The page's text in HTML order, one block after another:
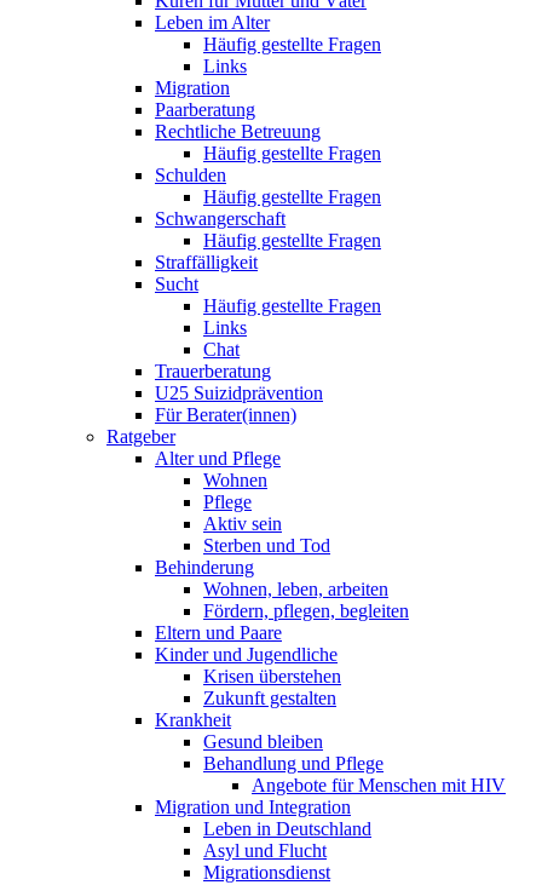
Leben im Alter
Häufig gestellte Fragen
Links
Migration
Paarberatung
Rechtliche Betreuung
Häufig gestellte Fragen
Schulden
Häufig gestellte Fragen
Schwangerschaft
Häufig gestellte Fragen
Straffälligkeit
Sucht
Häufig gestellte Fragen
Links
Chat
Trauerberatung
U25 Suizidprävention
Für Berater(innen)
Ratgeber
Alter und Pflege
Wohnen
Pflege
Aktiv sein
Sterben und Tod
Behinderung
Wohnen, leben, arbeiten
Fördern, pflegen, begleiten
Eltern und Paare
Kinder und Jugendliche
Krisen überstehen
Zukunft gestalten
Krankheit
Gesund bleiben
Behandlung und Pflege
Angebote für Menschen mit HIV
Migration und Integration
Leben in Deutschland
Asyl und Flucht
Migrationsdienst